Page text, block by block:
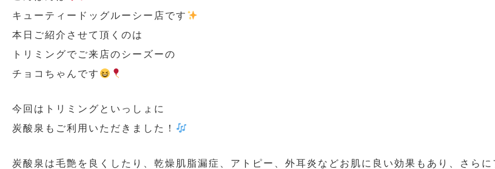
キューティードッグルーシー店です
本日ご紹介させて頂くのは
トリミングでご来店のシーズーの
チョコちゃんです
今回はトリミングといっしょに
炭酸泉もご利用いただきました！
炭酸泉は毛艶を良くしたり、乾燥肌脂漏症、アトピー、外耳炎などお肌に良い効果もあり、さら